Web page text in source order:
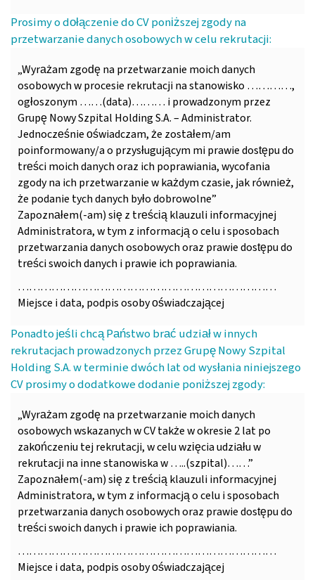
Prosimy o dołączenie do CV poniższej zgody na
przetwarzanie danych osobowych w celu rekrutacji:
„Wyrażam zgodę na przetwarzanie moich danych
osobowych w procesie rekrutacji na stanowisko …………,
ogłoszonym ……(data)……… i prowadzonym przez
Grupę Nowy Szpital Holding S.A. – Administrator.
Jednocześnie oświadczam, że zostałem/am
poinformowany/a o przysługującym mi prawie dostępu do
treści moich danych oraz ich poprawiania, wycofania
zgody na ich przetwarzanie w każdym czasie, jak również,
że podanie tych danych było dobrowolne”
Zapoznałem(-am) się z treścią klauzuli informacyjnej
Administratora, w tym z informacją o celu i sposobach
przetwarzania danych osobowych oraz prawie dostępu do
treści swoich danych i prawie ich poprawiania.
……………………………………………………………
Miejsce i data, podpis osoby oświadczającej
Ponadto jeśli chcą Państwo brać udział w innych
rekrutacjach prowadzonych przez Grupę Nowy Szpital
Holding S.A. w terminie dwóch lat od wysłania niniejszego
CV prosimy o dodatkowe dodanie poniższej zgody:
„Wyrażam zgodę na przetwarzanie moich danych
osobowych wskazanych w CV także w okresie 2 lat po
zakończeniu tej rekrutacji, w celu wzięcia udziału w
rekrutacji na inne stanowiska w …..(szpital)……”
Zapoznałem(-am) się z treścią klauzuli informacyjnej
Administratora, w tym z informacją o celu i sposobach
przetwarzania danych osobowych oraz prawie dostępu do
treści swoich danych i prawie ich poprawiania.
……………………………………………………………
Miejsce i data, podpis osoby oświadczającej